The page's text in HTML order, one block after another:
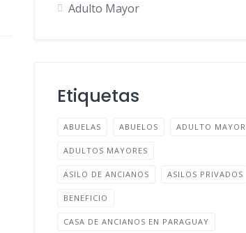
Adulto Mayor
Etiquetas
ABUELAS ABUELOS ADULTO MAYOR
ADULTOS MAYORES
ASILO DE ANCIANOS ASILOS PRIVADOS
BENEFICIO
CASA DE ANCIANOS EN PARAGUAY